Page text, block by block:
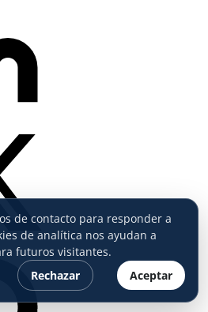
de contacto para responder a
de analítica nos ayudan a
futuros visitantes.
Rechazar Aceptar